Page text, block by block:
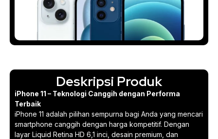
Deskripsi Produk
iPhone 11 – Teknologi Canggih dengan Performa
Terbaik
iPhone 11 adalah pilihan sempurna bagi Anda yang mencari
smartphone canggih dengan harga kompetitif. Dengan
layar Liquid Retina HD 6,1 inci, desain premium, dan